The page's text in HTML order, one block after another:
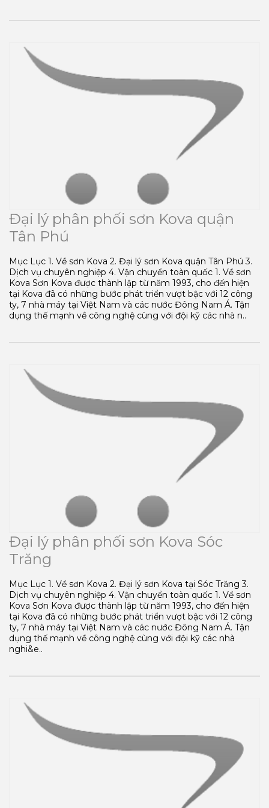
Đại lý phân phối sơn Kova quận
Tân Phú
Mục Lục 1. Về sơn Kova 2. Đại lý sơn Kova quận Tân Phú 3.
Dịch vụ chuyên nghiệp 4. Vận chuyển toàn quốc 1. Về sơn
Kova Sơn Kova được thành lập từ năm 1993, cho đến hiện
tại Kova đã có những bước phát triển vượt bậc với 12 công
ty, 7 nhà máy tại Việt Nam và các nước Đông Nam Á. Tận
dụng thế mạnh về công nghệ cùng với đội kỹ các nhà n..
Đại lý phân phối sơn Kova Sóc
Trăng
Mục Lục 1. Về sơn Kova 2. Đại lý sơn Kova tại Sóc Trăng 3.
Dịch vụ chuyên nghiệp 4. Vận chuyển toàn quốc 1. Về sơn
Kova Sơn Kova được thành lập từ năm 1993, cho đến hiện
tại Kova đã có những bước phát triển vượt bậc với 12 công
ty, 7 nhà máy tại Việt Nam và các nước Đông Nam Á. Tận
dụng thế mạnh về công nghệ cùng với đội kỹ các nhà
nghi&e..